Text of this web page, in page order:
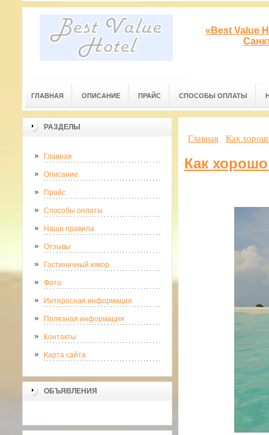
«Best Value
ГЛАВНАЯ ОПИСАНИЕ ПРАЙС СПОСОБЫ ОПЛАТЫ
РАЗДЕЛЫ
Главная
Описание
Прайс
Способы оплаты
Наши правила
Отзывы
Гостиничный юмор
Фото
Интересная информация
Полезная информация
Контакты
Карта сайта
ОБЪЯВЛЕНИЯ
Главная Как
Как